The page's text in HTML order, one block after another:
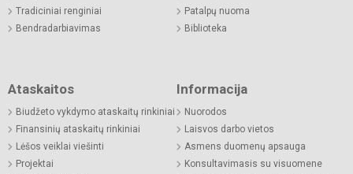
Tradiciniai renginiai
Bendradarbiavimas
Patalpų nuoma
Biblioteka
Ataskaitos
Biudžeto vykdymo ataskaitų rinkiniai
Finansinių ataskaitų rinkiniai
Lėšos veiklai viešinti
Projektai
Informacija
Nuorodos
Laisvos darbo vietos
Asmens duomenų apsauga
Konsultavimasis su visuomene